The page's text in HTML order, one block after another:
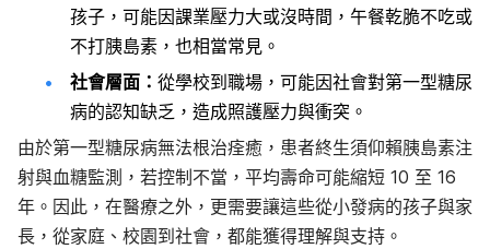
孩子，可能因課業壓力大或沒時間，午餐乾脆不吃或
不打胰島素，也相當常見。
社會層面： 從學校到職場，可能因社會對第一型糖尿
病的認知缺乏，造成照護壓力與衝突。
由於第一型糖尿病無法根治痊癒，患者終生須仰賴胰島素注
射與血糖監測，若控制不當，平均壽命可能縮短 10 至 16
年。因此，在醫療之外，更需要讓這些從小發病的孩子與家
長，從家庭、校園到社會，都能獲得理解與支持。